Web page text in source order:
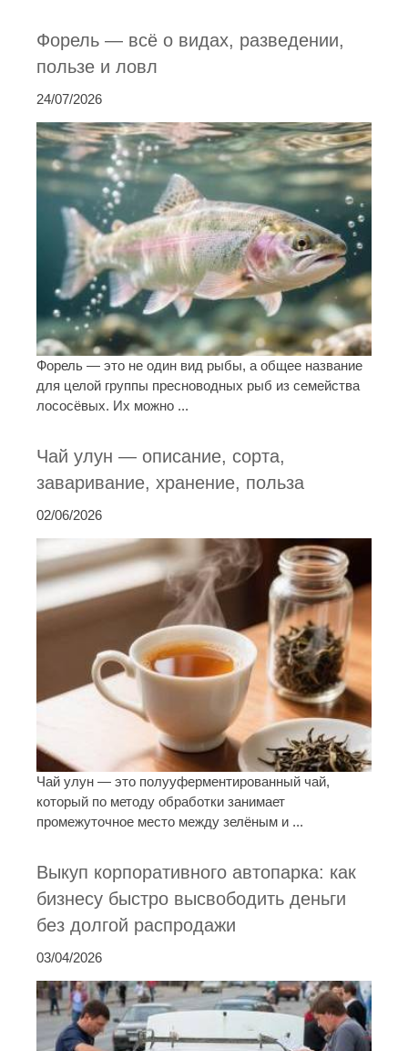
Форель — всё о видах, разведении,
пользе и ловл
24/07/2026
Форель — это не один вид рыбы, а общее название
для целой группы пресноводных рыб из семейства
лососёвых. Их можно ...
Чай улун — описание, сорта,
заваривание, хранение, польза
02/06/2026
Чай улун — это полууферментированный чай,
который по методу обработки занимает
промежуточное место между зелёным и ...
Выкуп корпоративного автопарка: как
бизнесу быстро высвободить деньги
без долгой распродажи
03/04/2026